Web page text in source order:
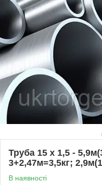
Труба 15 х 1,5 -
3+2,47м=3,5кг;
В наявності